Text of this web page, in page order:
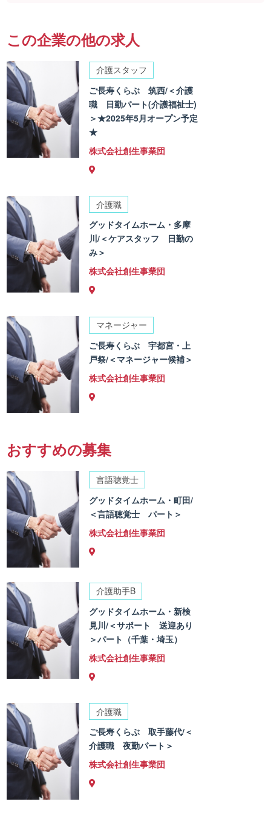
この企業の他の求人
介護スタッフ
ご長寿くらぶ 筑西/＜介護
職 日勤パート(介護福祉士)
＞★2025年5月オープン予定
★
株式会社創生事業団
介護職
グッドタイムホーム・多摩
川/＜ケアスタッフ 日勤の
み＞
株式会社創生事業団
マネージャー
ご長寿くらぶ 宇都宮・上
戸祭/＜マネージャー候補＞
株式会社創生事業団
おすすめの募集
言語聴覚士
グッドタイムホーム・町田/
＜言語聴覚士 パート＞
株式会社創生事業団
介護助手B
グッドタイムホーム・新検
見川/＜サポート 送迎あり
＞パート（千葉・埼玉）
株式会社創生事業団
介護職
ご長寿くらぶ 取手藤代/＜
介護職 夜勤パート＞
株式会社創生事業団